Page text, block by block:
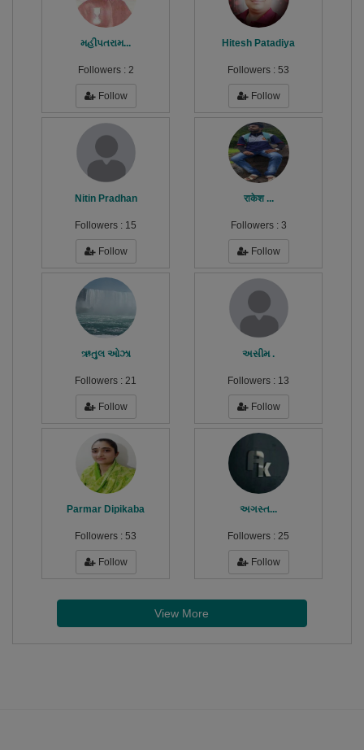
મહીપતરામ...
Followers : 2
Follow
Hitesh Patadiya
Followers : 53
Follow
Nitin Pradhan
Followers : 15
Follow
राकेश ...
Followers : 3
Follow
ઋતુલ ઓઝા
Followers : 21
Follow
અસીમ .
Followers : 13
Follow
Parmar Dipikaba
Followers : 53
Follow
અગસ્ત...
Followers : 25
Follow
View More